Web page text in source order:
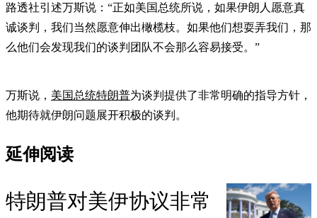
路透社引述万斯说：“正如美国总统所说，如果伊朗人愿意真
诚谈判，我们当然愿意伸出橄榄枝。如果他们想耍弄我们，那
么他们会发现我们的谈判团队不会那么容易接受。”
万斯说， 美国总统特朗普为谈判提供了非常明确的指导方针，
他期待就伊朗问题展开积极的谈判。
延伸阅读
特朗普对美伊协议非常